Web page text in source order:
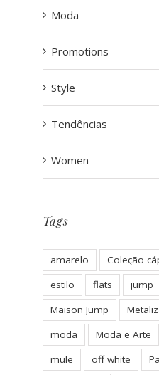
Moda
Promotions
Style
Tendências
Women
Tags
amarelo Coleção
estilo
flats jump
Maison Jump
moda
Moda e Arte
mule
off white